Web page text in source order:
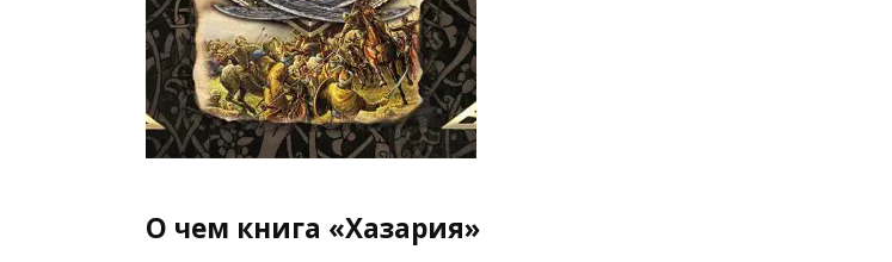
О чем книга «Хазария»